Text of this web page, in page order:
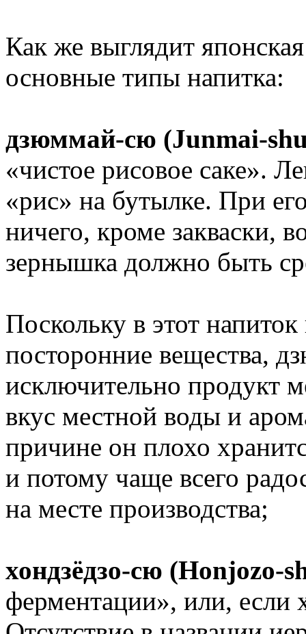
Как же выглядит
основные типы напитка:
дзюммай-сю (Junmai-
«чистое рисовое саке».
«рис» на бутылке. При
ничего, кроме закваски,
зернышка должно быть
Поскольку в этот
посторонние вещества,
исключительно продукт
вкус местной воды и
причине он плохо
и потому чаще всего
на месте производства;
хондзёдзо-сю (Honjozo-
ферментации», или, если